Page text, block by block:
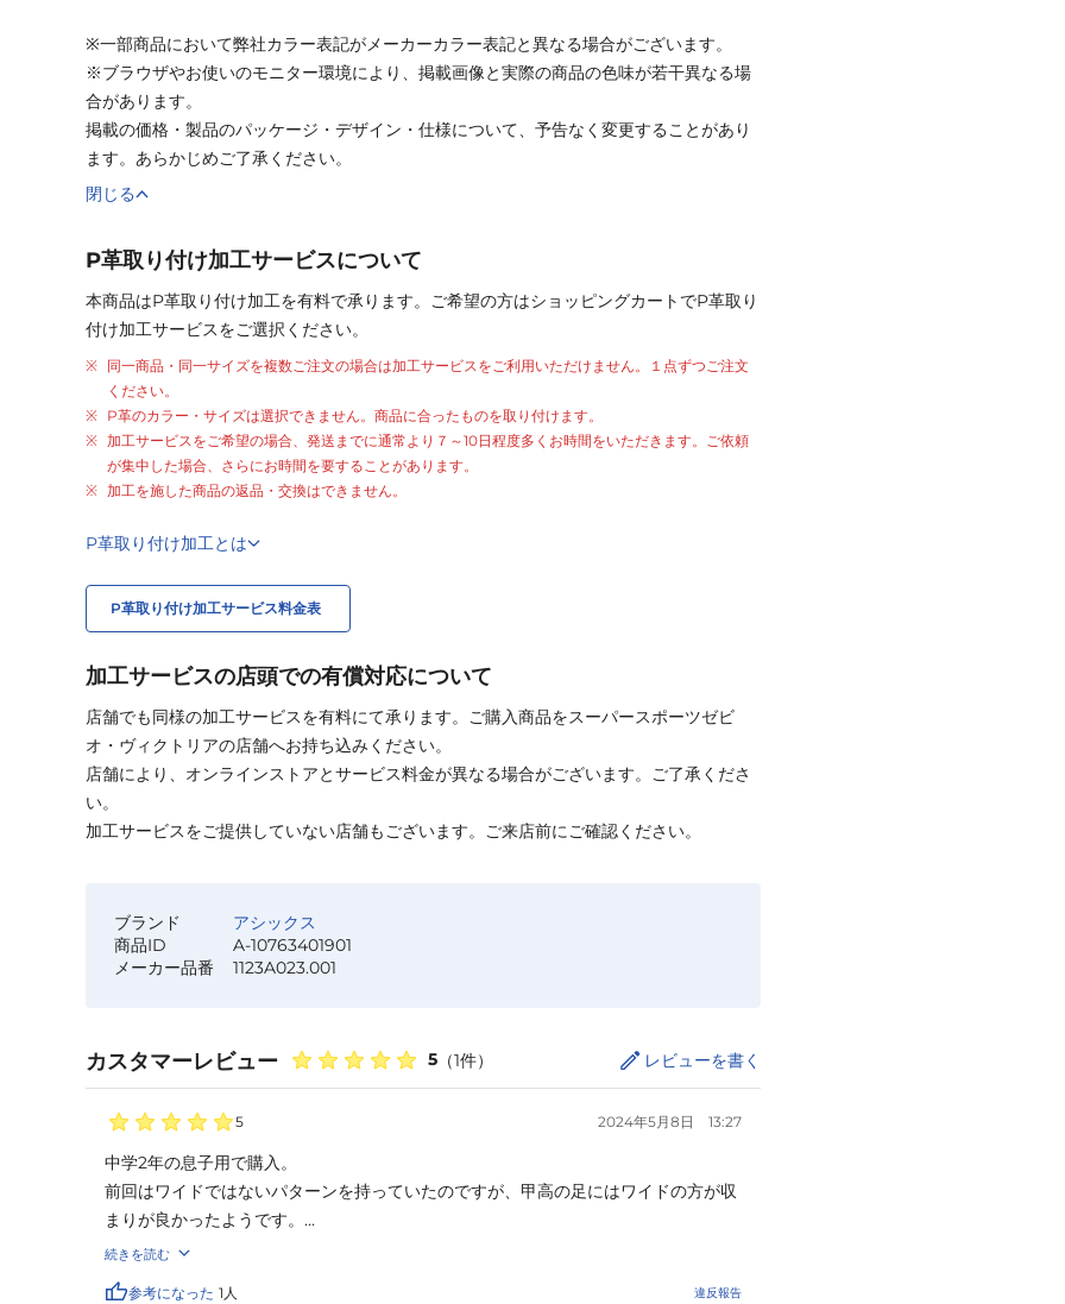
※一部商品において弊社カラー表記がメーカーカラー表記と異なる場合がございます。
※ブラウザやお使いのモニター環境により、掲載画像と実際の商品の色味が若干異なる場
合があります。
掲載の価格・製品のパッケージ・デザイン・仕様について、予告なく変更することがあり
ます。あらかじめご了承ください。
閉じる
P革取り付け加工サービスについて
本商品はP革取り付け加工を有料で承ります。ご希望の方はショッピングカートでP革取り
付け加工サービスをご選択ください。
同一商品・同一サイズを複数ご注文の場合は加工サービスをご利用いただけません。１点ずつご注文
ください。
P革のカラー・サイズは選択できません。商品に合ったものを取り付けます。
加工サービスをご希望の場合、発送までに通常より ７～10日程度多くお時間をいただきます。ご依頼
が集中した場合、さらにお時間を要することがあります。
加工を施した商品の返品・交換はできません。
P革取り付け加工とは
P革取り付け加工サービス料金表
加工サービスの店頭での有償対応について
店舗でも同様の加工サービスを有料にて承ります。ご購入商品をスーパースポーツゼビ
オ・ヴィクトリアの店舗へお持ち込みください。
店舗により、オンラインストアとサービス料金が異なる場合がございます。ご了承くださ
い。
加工サービスをご提供していない店舗もございます。ご来店前にご確認ください。
ブランド
アシックス
商品ID
A-10763401901
メーカー品番
1123A023.001
カスタマーレビュー 5 （1件） レビューを書く
5 2024年5月8日 13:27
中学2年の息子用で購入。
前回はワイドではないパターンを持っていたのですが、甲高の足にはワイドの方が収
まりが良かったようです。
また金属歯の数が少なくかかと部は樹脂製ポイントだったりするので運動場グランド
でのプレイが多い中学生には膝への負担も少なそうですし、グリップが強すぎないの
続きを読む
参考になった 1 人 違反報告